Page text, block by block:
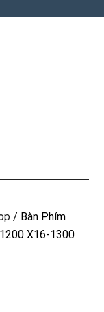
/ Bàn Phím
X16-1300